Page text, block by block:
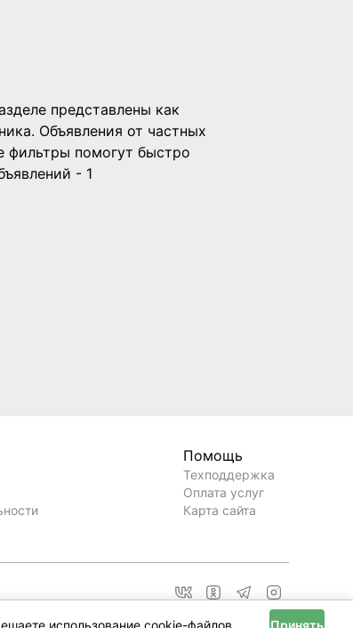
представлены как
Объявления от частных
фильтры помогут быстро
- 1
использование cookie-файлов. Принять
Помощь
Техподдержка
Оплата услуг
Карта сайта